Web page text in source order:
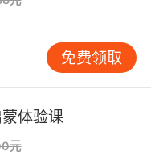
来砸到他身上
woman who
间里有枝形吊灯的
免费领取
体验课
元